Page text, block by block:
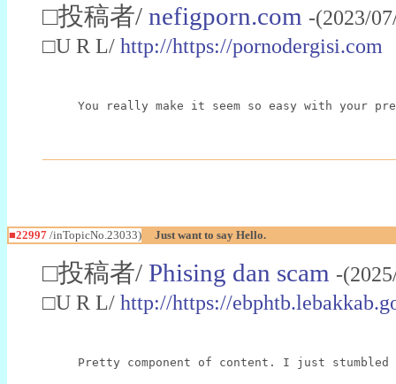
□投稿者/ nefigporn.com -(2023/
□U R L/ http://https://pornodergisi.com
You really make it seem so easy with your
■22997 /inTopicNo.23033) Just want to say Hello.
□投稿者/ Phising dan scam -
□U R L/ http://https://
Pretty component of content. I just